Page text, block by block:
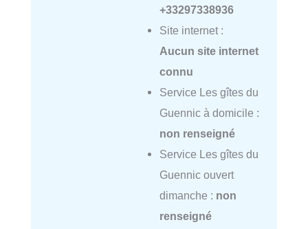
+33297338936
Site internet :
Aucun site internet
connu
Service Les gîtes du
Guennic à domicile :
non renseigné
Service Les gîtes du
Guennic ouvert
dimanche : non
renseigné